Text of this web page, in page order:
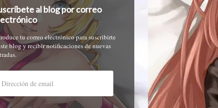
al blog por correo
tu correo electrónico para suscribirte
blog y recibir notificaciones de nuevas